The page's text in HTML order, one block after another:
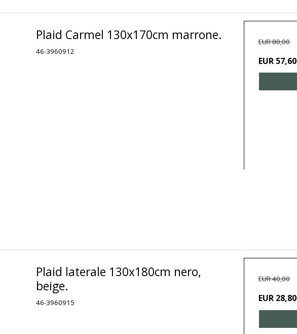
Plaid Carmel 130x170cm marrone.
46-3960912
EUR 80,00
EUR 57,60
Plaid laterale 130x180cm nero,
beige.
46-3960915
EUR 40,00
EUR 28,80